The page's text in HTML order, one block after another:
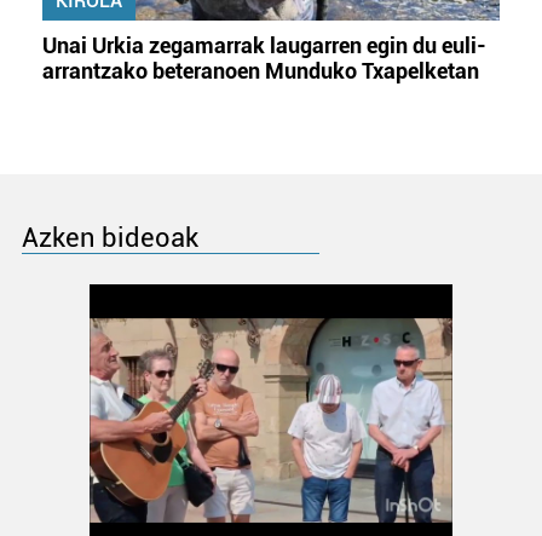
Unai Urkia zegamarrak laugarren egin du euli-
arrantzako beteranoen Munduko Txapelketan
Azken bideoak